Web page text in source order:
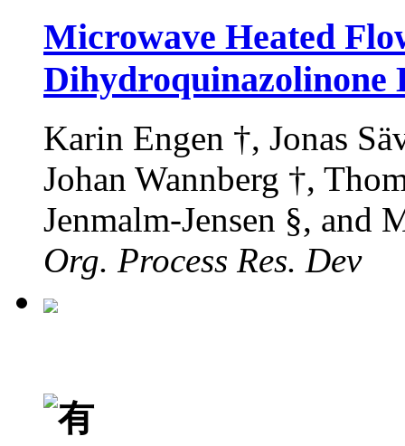
Microwave Heated
Dihydroquinazolinone
Karin Engen †, Jonas
Johan Wannberg †,
Jenmalm-Jensen §, and
Org. Process Res. Dev